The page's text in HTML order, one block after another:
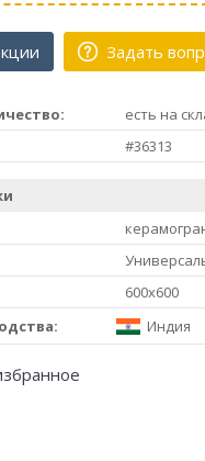
Задать
есть на
#36313
600x600
Индия